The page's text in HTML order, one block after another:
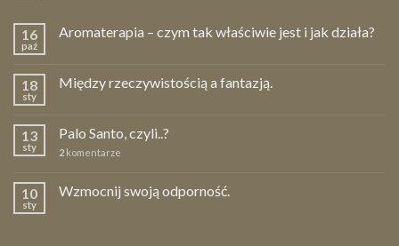
16
paź
Aromaterapia – czym tak właściwie jest i jak działa?
18
sty
Między rzeczywistością a fantazją.
13
sty
Palo Santo, czyli..?
2 komentarze
10
sty
Wzmocnij swoją odporność.